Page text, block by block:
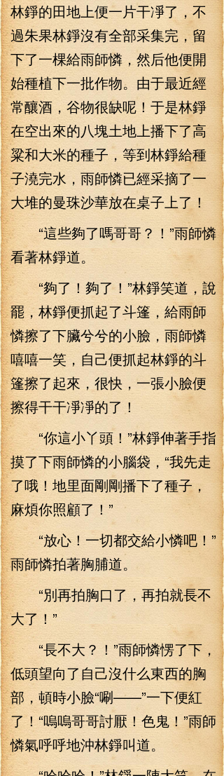
林錚的田地上便一片干凈了，不
過朱果林錚沒有全部采集完，留
下了一棵給雨師憐，然后他便開
始種植下一批作物。由于最近經
常釀酒，谷物很缺呢！于是林錚
在空出來的八塊土地上播下了高
粱和大米的種子，等到林錚給種
子澆完水，雨師憐已經采摘了一
大堆的曼珠沙華放在桌子上了！
“這些夠了嗎哥哥？！”雨師憐
看著林錚道。
“夠了！夠了！”林錚笑道，說
罷，林錚便抓起了斗篷，給雨師
憐擦了下臟兮兮的小臉，雨師憐
嘻嘻一笑，自己便抓起林錚的斗
篷擦了起來，很快，一張小臉便
擦得干干凈凈的了！
“你這小丫頭！”林錚伸著手指
摸了下雨師憐的小腦袋，“我先走
了哦！地里面剛剛播下了種子，
麻煩你照顧了！”
“放心！一切都交給小憐吧！”
雨師憐拍著胸脯道。
“別再拍胸口了，再拍就長不
大了！”
“長不大？！”雨師憐愣了下，
低頭望向了自己沒什么東西的胸
部，頓時小臉“唰——”一下便紅
了！“嗚嗚哥哥討厭！色鬼！”雨師
憐氣呼呼地沖林錚叫道。